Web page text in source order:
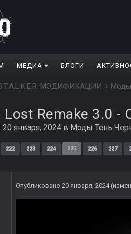
МЕДИА БЛОГИ
МОДИФИКАЦИИ
Lost Remake 3.0 -
, 20 января, 2024 в Моды Тень
222 223 224 225 226 227
Опубликовано 20 января, 2024